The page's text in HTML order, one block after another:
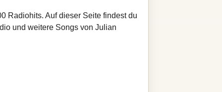
Radiohits. Auf dieser Seite findest du
und weitere Songs von Julian